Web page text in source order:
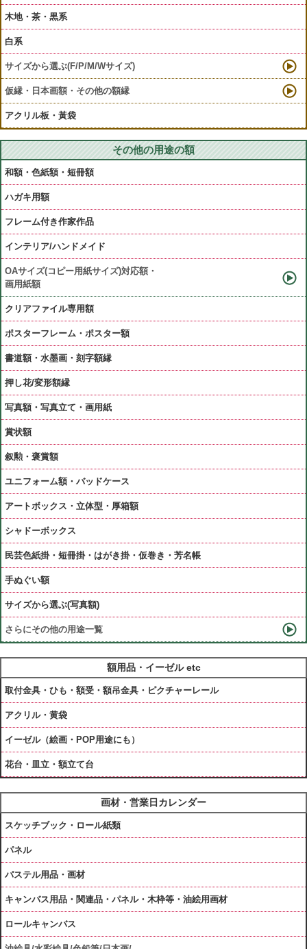
木地・茶・黒系
白系
サイズから選ぶ(F/P/M/Wサイズ)
仮縁・日本画額・その他の額縁
アクリル板・黃袋
その他の用途の額
和額・色紙額・短冊額
ハガキ用額
フレーム付き作家作品
インテリア/ハンドメイド
OAサイズ(コピー用紙サイズ)対応額・
画用紙額
クリアファイル専用額
ポスターフレーム・ポスター額
書道額・水墨画・刻字額縁
押し花/変形額縁
写真額・写真立て・画用紙
賞状額
叙勲・褒賞額
ユニフォーム額・バッドケース
アートボックス・立体型・厚箱額
シャドーボックス
民芸色紙掛・短冊掛・はがき掛・仮巻き・芳名帳
手ぬぐい額
サイズから選ぶ(写真額)
さらにその他の用途一覧
額用品・イーゼル etc
取付金具・ひも・額受・額吊金具・ピクチャーレール
アクリル・黄袋
イーゼル（絵画・POP用途にも）
花台・皿立・額立て台
画材・営業日カレンダー
スケッチブック・ロール紙類
パネル
パステル用品・画材
キャンバス用品・関連品・パネル・木枠等・油絵用画材
ロールキャンバス